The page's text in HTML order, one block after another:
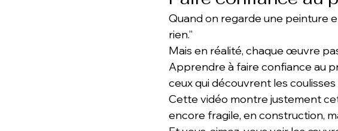
Quand on regarde une peinture
rien.”
Mais en réalité, chaque œuvre
Apprendre à faire confiance au
ceux qui découvrent les coulisses
Cette vidéo montre justement
encore fragile, en construction,